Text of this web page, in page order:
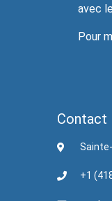
avec
Pour
Contact
+1